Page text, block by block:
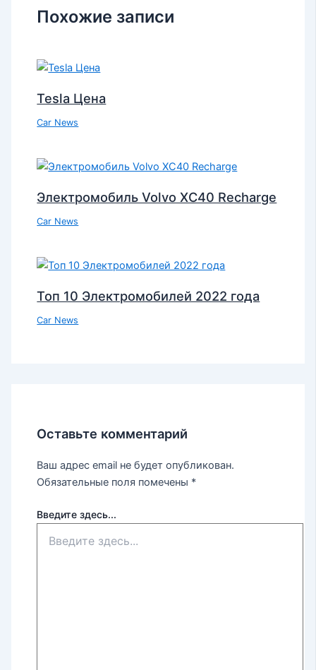
Похожие записи
Tesla Цена
Car News
Электромобиль Volvo XC40 Recharge
Car News
Топ 10 Электромобилей 2022 года
Car News
Оставьте комментарий
Ваш адрес email не будет опубликован.
Обязательные поля помечены *
Введите здесь...